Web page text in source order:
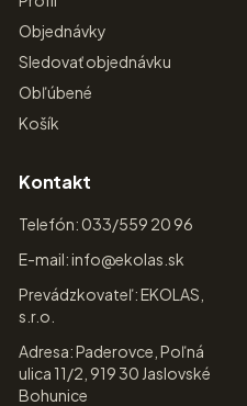
Produkty, aukcie a
Môj účet
Profil
Objednávky